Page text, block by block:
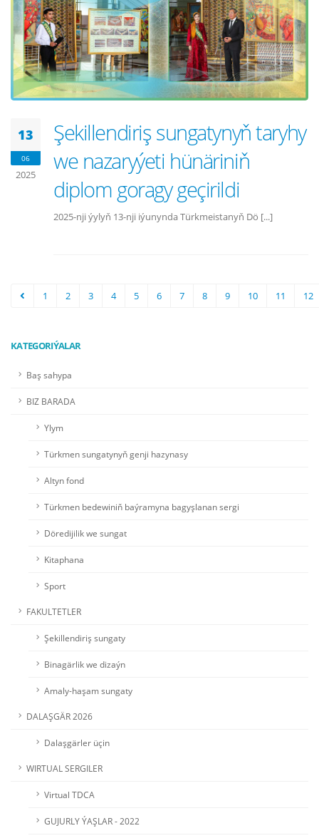
13
06
2025
Şekillendiriş sungatynyň taryhy
we nazaryýeti hünäriniň
diplom goragy geçirildi
2025-nji ýylyň 13-nji iýunynda Türkmeistanyň Dö [...]
1 2 3 4 5 6 7 8 9 10 11 12
KATEGORIÝALAR
Baş sahypa
BIZ BARADA
Ylym
Türkmen sungatynyň genji hazynasy
Altyn fond
Türkmen bedewiniň baýramyna bagyşlanan sergi
Döredijilik we sungat
Kitaphana
Sport
FAKULTETLER
Şekillendiriş sungaty
Binagärlik we dizaýn
Amaly-haşam sungaty
DALAŞGÄR 2026
Dalaşgärler üçin
WIRTUAL SERGILER
Virtual TDCA
GUJURLY ÝAŞLAR - 2022